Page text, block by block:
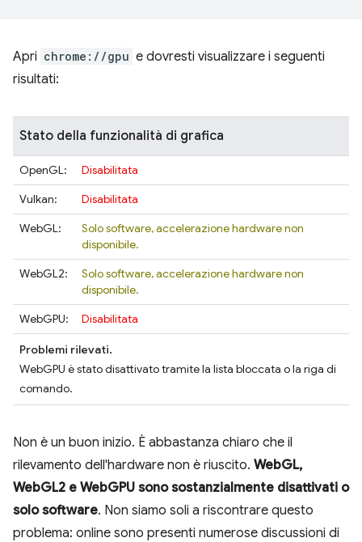
Apri chrome://gpu e dovresti visualizzare i seguenti
risultati:
Stato della funzionalità di grafica
OpenGL:
Disabilitata
Vulkan:
Disabilitata
WebGL:
Solo software, accelerazione hardware non
disponibile.
WebGL2:
Solo software, accelerazione hardware non
disponibile.
WebGPU:
Disabilitata
Problemi rilevati.
WebGPU è stato disattivato tramite la lista bloccata o la riga di
comando.
Non è un buon inizio. È abbastanza chiaro che il
rilevamento dell'hardware non è riuscito. WebGL,
WebGL2 e WebGPU sono sostanzialmente disattivati o
solo software. Non siamo soli a riscontrare questo
problema: online sono presenti numerose discussioni di